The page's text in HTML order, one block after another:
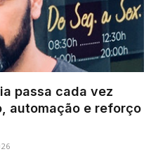
passa cada vez
automação e reforço